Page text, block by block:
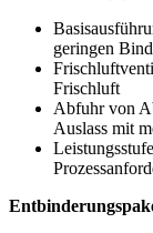
geringen
Frischluft
Abfuhr von
Auslass mit